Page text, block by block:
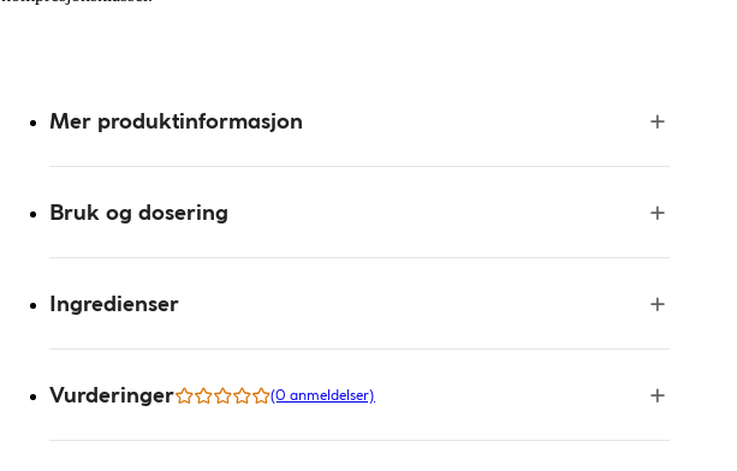
Mer produktinformasjon
Bruk og dosering
Ingredienser
Vurderinger (0 anmeldelser)